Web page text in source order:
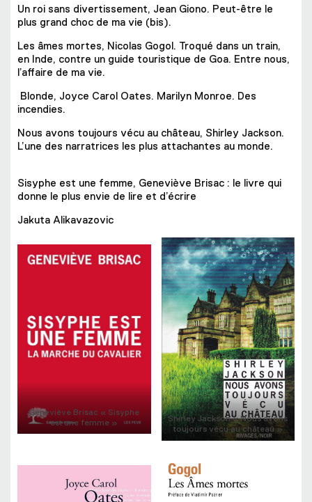
Un roi sans divertissement, Jean Giono. Peut-être le
plus grand choc de ma vie (bis).
Les âmes mortes, Nicolas Gogol. Troqué dans un train,
en Inde, contre un guide touristique de Goa. Entre nous,
l’affaire de ma vie.
Blonde, Joyce Carol Oates. Marilyn Monroe. Des
incendies.
Nous avons toujours vécu au château, Shirley Jackson.
L’une des narratrices les plus attachantes au monde.
Sisyphe est une femme, Geneviève Brisac : le livre qui
donne le plus envie de lire et d’écrire
Jakuta Alikavazovic
Geneviève Brisac « Sisyphe
est une femme »
Shirley Jackson « Nous avons
toujours vécu au château »